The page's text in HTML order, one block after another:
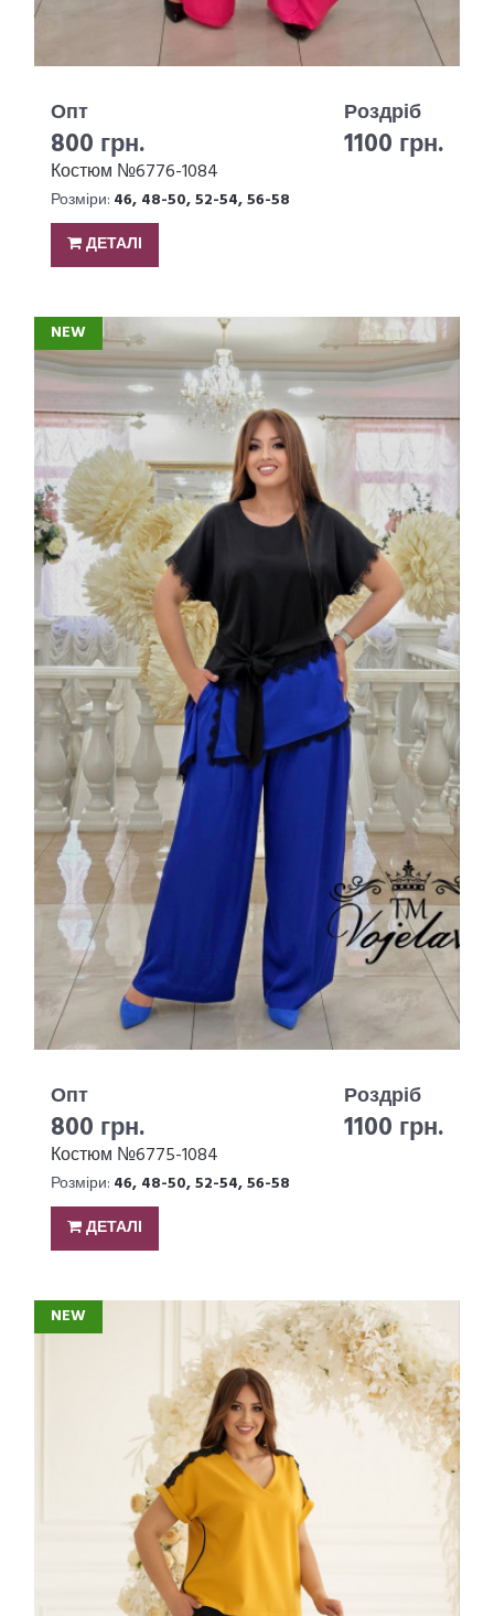
Опт
800 грн.
Роздріб
1100 грн.
Костюм №6776-1084
Розміри: 46, 48-50, 52-54, 56-58
ДЕТАЛІ
NEW
Опт
800 грн.
Роздріб
1100 грн.
Костюм №6775-1084
Розміри: 46, 48-50, 52-54, 56-58
ДЕТАЛІ
NEW